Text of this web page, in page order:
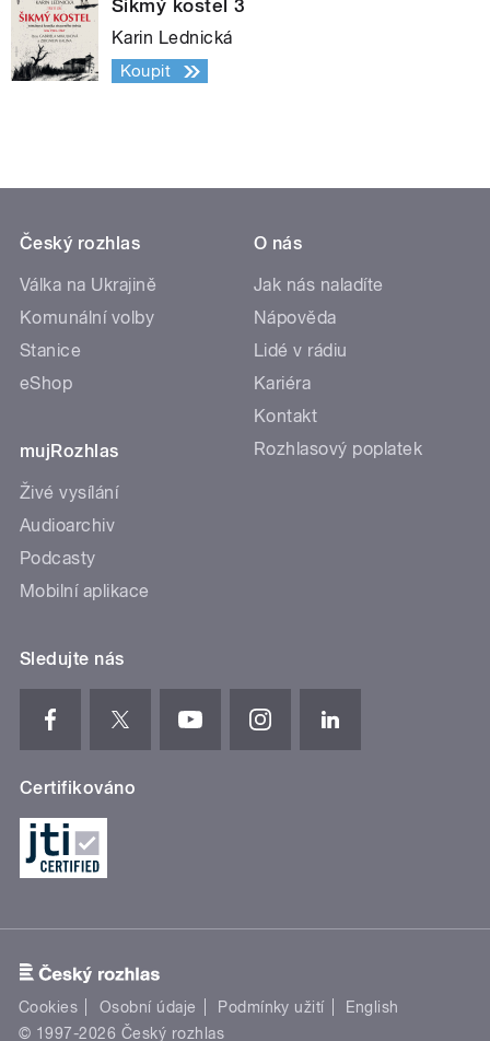
Šikmý kostel 3
Karin Lednická
Koupit
Český rozhlas
Válka na Ukrajině
Komunální volby
Stanice
eShop
mujRozhlas
Živé vysílání
Audioarchiv
Podcasty
Mobilní aplikace
O nás
Jak nás naladíte
Nápověda
Lidé v rádiu
Kariéra
Kontakt
Rozhlasový poplatek
Sledujte nás
Certifikováno
Cookies Osobní údaje Podmínky užití
English
© 1997-2026 Český rozhlas